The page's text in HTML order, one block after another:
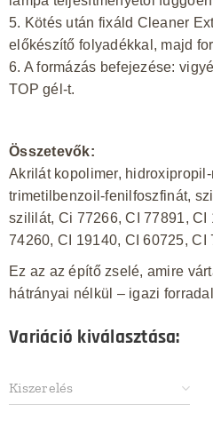
5. Kötés után fixáld Cleaner
előkészítő folyadékkal, majd
6. A formázás befejezése:
TOP gél-t.
Összetevők:
Akrilát kopolimer,
trimetilbenzoil-fenilfoszfinát,
szililát, Ci 77266, CI 77891, CI
74260, CI 19140, CI 60725, CI
Ez az az építő zselé, amire
hátrányai nélkül – igazi
Variáció kiválasztása:
Kiszerelés